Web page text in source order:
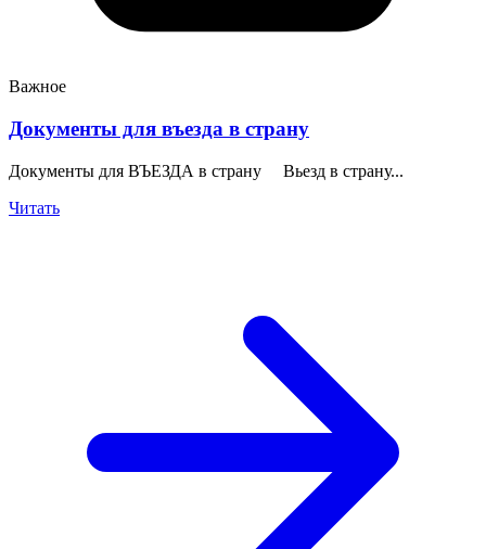
Важное
Документы для въезда в страну
Документы для ВЪЕЗДА в страну Вьезд в страну...
Читать